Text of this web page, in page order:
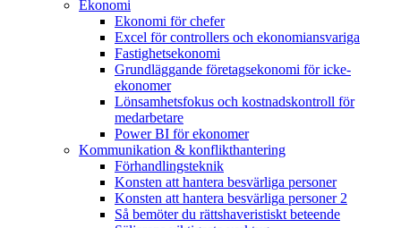
Ekonomi
Ekonomi för chefer
Excel för controllers och ekonomiansvariga
Fastighetsekonomi
Grundläggande företagsekonomi för icke-
ekonomer
Lönsamhetsfokus och kostnadskontroll för
medarbetare
Power BI för ekonomer
Kommunikation & konflikthantering
Förhandlingsteknik
Konsten att hantera besvärliga personer
Konsten att hantera besvärliga personer 2
Så bemöter du rättshaveristiskt beteende